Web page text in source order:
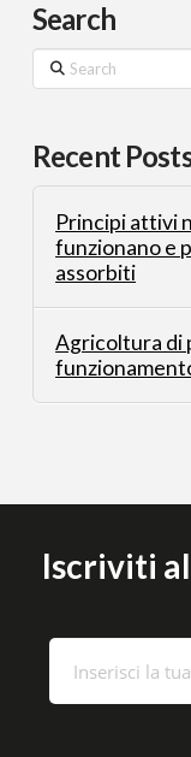
Search
Search
Recent
Principi attivi
funzionano e
assorbiti
Agricoltura di
Iscriviti